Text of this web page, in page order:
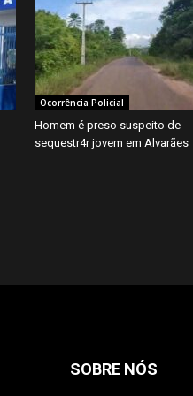
Ocorrência Policial
Homem é preso suspeito de
sequestr4r jovem em Alvarães
SOBRE NÓS